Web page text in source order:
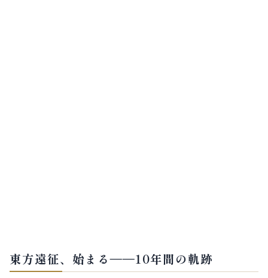
東方遠征、始まる——10年間の軌跡